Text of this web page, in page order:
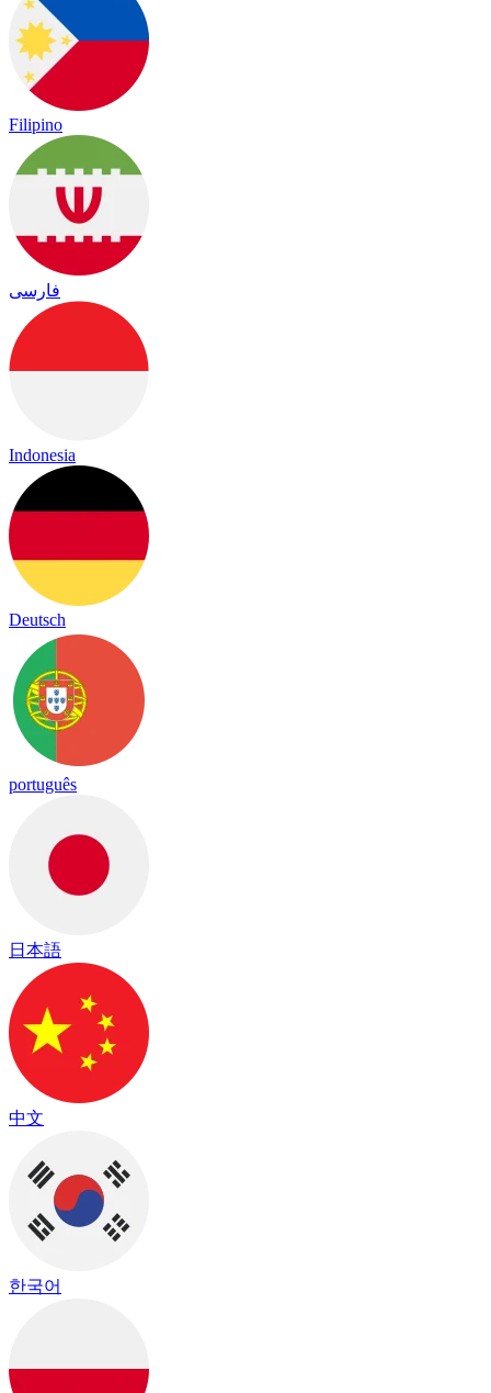
Filipino
فارسی
Indonesia
Deutsch
português
日本語
中文
한국어